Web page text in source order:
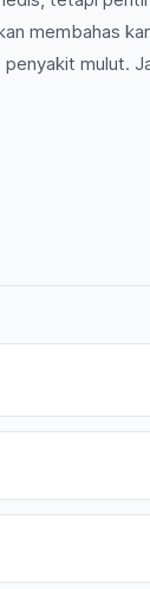
membahas
mulut.